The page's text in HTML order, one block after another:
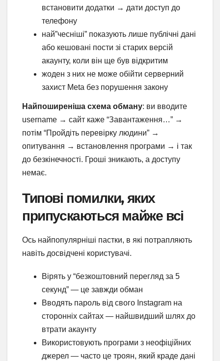
встановити додатки → дати доступ до
телефону
най”чесніші” показують лише публічні дані
або кешовані пости зі старих версій
акаунту, коли він ще був відкритим
жоден з них не може обійти серверний
захист Meta без порушення закону
Найпоширеніша схема обману: ви вводите
username → сайт каже “Завантаження…” →
потім “Пройдіть перевірку людини” →
опитування → встановлення програми → і так
до безкінечності. Гроші зникають, а доступу
немає.
Типові помилки, яких
припускаються майже всі
Ось найпопулярніші пастки, в які потрапляють
навіть досвідчені користувачі.
Вірять у “безкоштовний перегляд за 5
секунд” — це завжди обман
Вводять пароль від свого Instagram на
сторонніх сайтах — найшвидший шлях до
втрати акаунту
Використовують програми з неофіційних
джерел — часто це троян, який краде дані